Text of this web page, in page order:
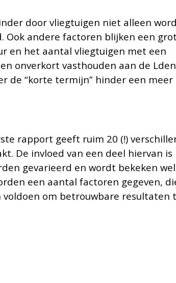
door vliegtuigen niet alleen
Ook andere factoren blijken een
en het aantal vliegtuigen met een
onverkort vasthouden aan de
de “korte termijn” hinder een meer
rapport geeft ruim 20 (!)
De invloed van een deel hiervan is
gevarieerd en wordt bekeken
een aantal factoren gegeven,
om betrouwbare resultaten